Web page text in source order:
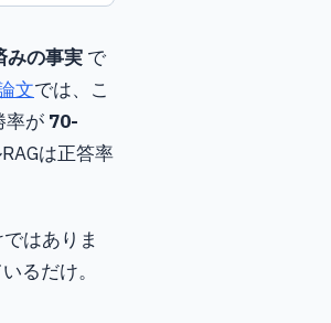
みの事実 で
文では、こ
率が 70-
は正答率
はありま
るだけ。